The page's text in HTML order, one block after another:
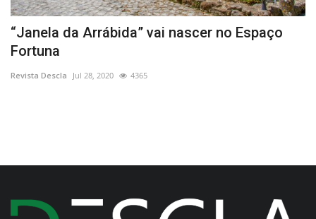
“Janela da Arrábida” vai nascer no Espaço
Fortuna
Revista Descla Jul 28, 2020 4365